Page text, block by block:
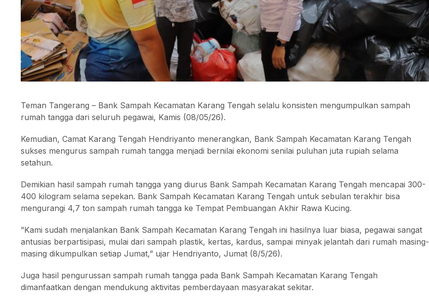
Teman Tangerang – Bank Sampah Kecamatan Karang Tengah selalu konsisten mengumpulkan sampah
rumah tangga dari seluruh pegawai, Kamis (08/05/26).
Kemudian, Camat Karang Tengah Hendriyanto menerangkan, Bank Sampah Kecamatan Karang Tengah
sukses mengurus sampah rumah tangga menjadi bernilai ekonomi senilai puluhan juta rupiah selama
setahun.
Demikian hasil sampah rumah tangga yang diurus Bank Sampah Kecamatan Karang Tengah mencapai 300-
400 kilogram selama sepekan. Bank Sampah Kecamatan Karang Tengah untuk sebulan terakhir bisa
mengurangi 4,7 ton sampah rumah tangga ke Tempat Pembuangan Akhir Rawa Kucing.
”Kami sudah menjalankan Bank Sampah Kecamatan Karang Tengah ini hasilnya luar biasa, pegawai sangat
antusias berpartisipasi, mulai dari sampah plastik, kertas, kardus, sampai minyak jelantah dari rumah masing-
masing dikumpulkan setiap Jumat,” ujar Hendriyanto, Jumat (8/5/26).
Juga hasil pengurussan sampah rumah tangga pada Bank Sampah Kecamatan Karang Tengah
dimanfaatkan dengan mendukung aktivitas pemberdayaan masyarakat sekitar.